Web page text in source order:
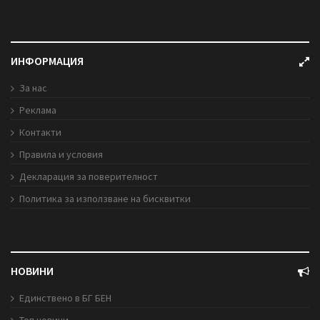
ИНФОРМАЦИЯ
За нас
Реклама
Контакти
Правила и условия
Декларация за поверителност
Политика за използване на бисквитки
НОВИНИ
Единствено в БГ БЕН